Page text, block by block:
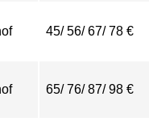
45/ 56/ 67/ 78 €
65/ 76/ 87/ 98 €